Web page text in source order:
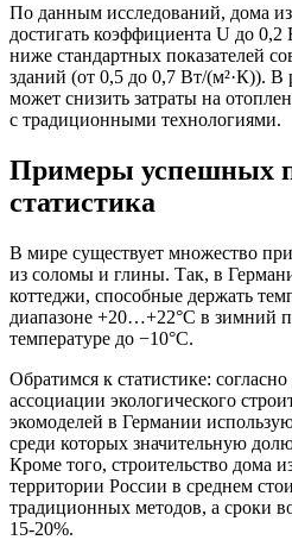
По данным исследований, дома
достигать коэффициента U до 0,2
ниже стандартных показателей
зданий (от 0,5 до 0,7 Вт/(м²·К)). В
может снизить затраты на
с традиционными технологиями.
Примеры успешных
статистика
В мире существует множество
из соломы и глины. Так, в
коттеджи, способные держать
диапазоне +20…+22°C в зимний
температуре до −10°C.
Обратимся к статистике:
ассоциации экологического
экомоделей в Германии
среди которых значительную
Кроме того, строительство дома
территории России в среднем
традиционных методов, а сроки
15-20%.